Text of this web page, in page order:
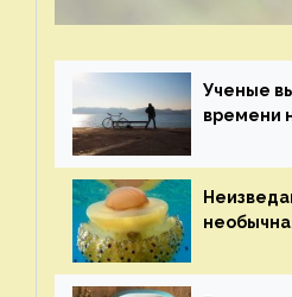
Ученые
времени
здоровья
на
экологии